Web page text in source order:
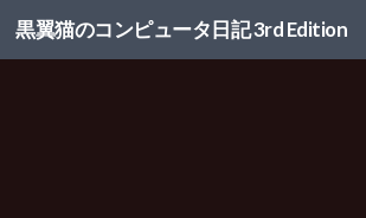
コンテンツへスキップ
黒翼猫のコンピュータ日記 3rd Edition